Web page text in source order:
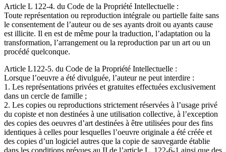
Article L 122-4. du Code de la Propriété Intellectuelle :
Toute représentation ou reproduction intégrale ou partielle faite sans
le consentement de l’auteur ou de ses ayants droit ou ayants cause
est illicite. Il en est de même pour la traduction, l’adaptation ou la
transformation, l’arrangement ou la reproduction par un art ou un
procédé quelconque.
Article L122-5. du Code de la Propriété Intellectuelle :
Lorsque l’oeuvre a été divulguée, l’auteur ne peut interdire :
1. Les représentations privées et gratuites effectuées exclusivement
dans un cercle de famille ;
2. Les copies ou reproductions strictement réservées à l’usage privé
du copiste et non destinées à une utilisation collective, à l’exception
des copies des oeuvres d’art destinées à être utilisées pour des fins
identiques à celles pour lesquelles l’oeuvre originale a été créée et
des copies d’un logiciel autres que la copie de sauvegarde établie